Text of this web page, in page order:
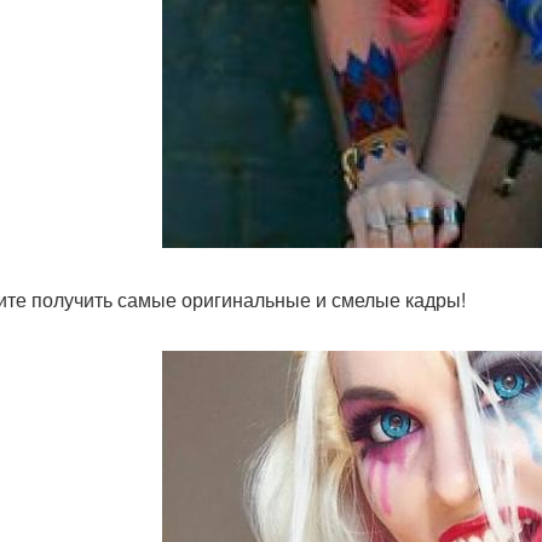
получить самые оригинальные и смелые кадры!